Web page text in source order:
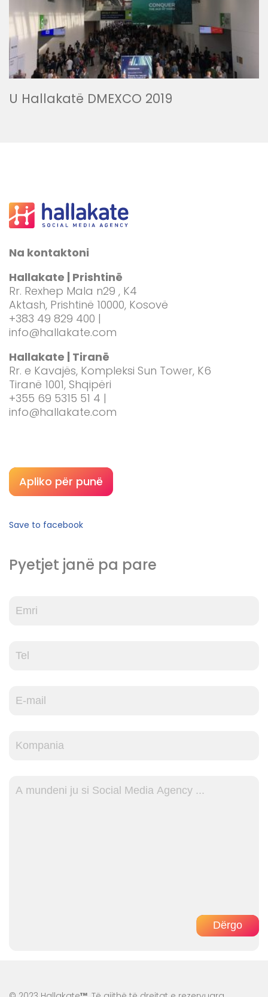
U Hallakatë DMEXCO 2019
Na kontaktoni
Hallakate | Prishtinë
Rr. Rexhep Mala n29 , K4
Aktash, Prishtinë 10000, Kosovë
+383 49 829 400 |
info@hallakate.com
Hallakate | Tiranë
Rr. e Kavajës, Kompleksi Sun Tower, K6
Tiranë 1001, Shqipëri
+355 69 5315 51 4 |
info@hallakate.com
Apliko për punë
Save to facebook
Pyetjet janë pa pare